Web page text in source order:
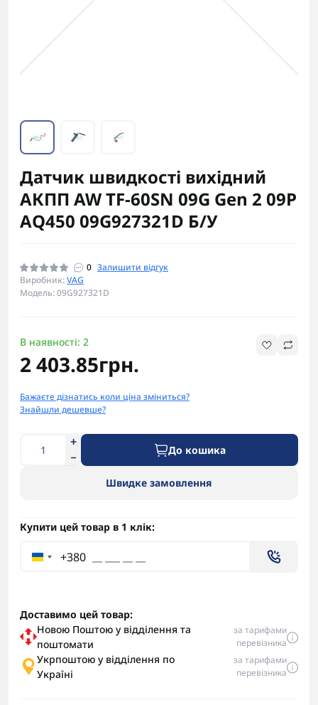
Датчик швидкості вихідний
АКПП AW TF-60SN 09G Gen 2 09P
AQ450 09G927321D Б/У
0 Залишити відгук
Виробник:VAG
Модель: 09G927321D
В наявності: 2
2 403.85грн.
Бажаєте дізнатись коли ціна зміниться?
Знайшли дешевше?
До кошика
Швидке замовлення
Купити цей товар в 1 клік:
+380
Доставимо цей товар:
Новою Поштою у відділення та
поштомати
за тарифами
перевізника
Укрпоштою у відділення по
Україні
за тарифами
перевізника